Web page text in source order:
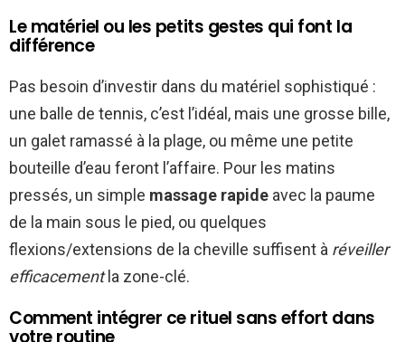
Le matériel ou les petits gestes qui font la
différence
Pas besoin d’investir dans du matériel sophistiqué :
une balle de tennis, c’est l’idéal, mais une grosse bille,
un galet ramassé à la plage, ou même une petite
bouteille d’eau feront l’affaire. Pour les matins
pressés, un simple massage rapide avec la paume
de la main sous le pied, ou quelques
flexions/extensions de la cheville suffisent à réveiller
efficacementla zone-clé.
Comment intégrer ce rituel sans effort dans